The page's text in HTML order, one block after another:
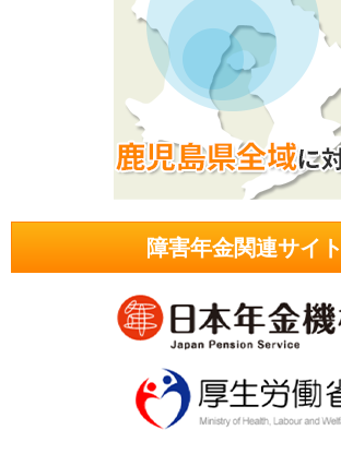
障害年金関連サイト